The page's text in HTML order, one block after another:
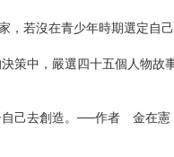
若沒在青少年時期選定自
策中，嚴選四十五個人物故
自己去創造。──作者 金在憲